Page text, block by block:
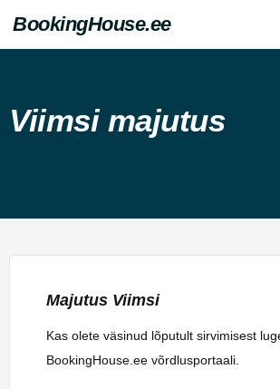
BookingHouse.ee
Viimsi majutus
Majutus Viimsi
Kas olete väsinud lõputult sirvimisest
BookingHouse.ee võrdlusportaali.